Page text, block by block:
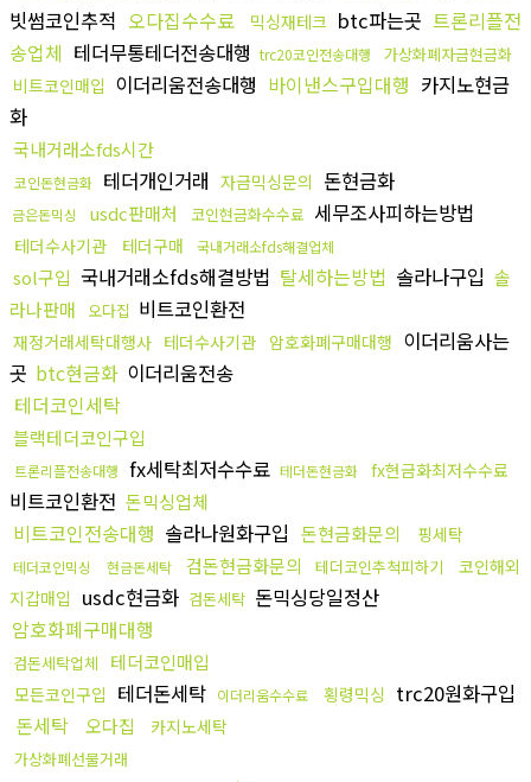
빗썸코인추적 오다집수수료 믹싱재테크 btc파는곳 트론리플전
송업체 테더무통테더전송대행 trc20코인전송대행 가상화폐자금현금화
비트코인매입 이더리움전송대행 바이낸스구입대행 카지노현금
화
국내거래소fds시간
코인돈현금화 테더개인거래 자금믹싱문의 돈현금화
금은돈믹싱 usdc판매처 코인현금화수수료 세무조사피하는방법
테더수사기관 테더구매 국내거래소fds해결업체
sol구입 국내거래소fds해결방법 탈세하는방법 솔라나구입 솔
라나판매
오다집 비트코인환전
재정거래세탁대행사 테더수사기관 암호화폐구매대행 이더리움사는
곳 btc현금화 이더리움전송
테더코인세탁
블랙테더코인구입
트론리플전송대행 fx세탁최저수수료 테더돈현금화 fx현금화최저수수료
비트코인환전 돈믹싱업체
비트코인전송대행 솔라나원화구입 돈현금화문의 핑세탁
테더코인믹싱 현금돈세탁 검돈현금화문의 테더코인추척피하기
코인해외
지갑매입 usdc현금화 검돈세탁 돈믹싱당일정산
암호화폐구매대행
검돈세탁업체 테더코인매입
모든코인구입 테더돈세탁 이더리움수수료 횡령믹싱 trc20원화구입
돈세탁
오다집 카지노세탁
가상화폐선물거래